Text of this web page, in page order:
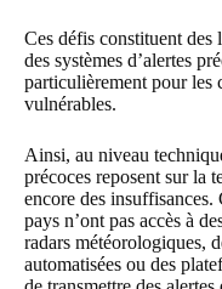
Ces défis constituent des
des systèmes d’alertes
particulièrement pour les
vulnérables.
Ainsi, au niveau
précoces reposent sur la
encore des insuffisances.
pays n’ont pas accès à
radars météorologiques,
automatisées ou des